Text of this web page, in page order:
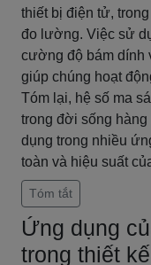
thiết bị điện tử,
đo lường. Việc sử
cường độ bám dính
giúp chúng hoạt
Tóm lại, hệ số ma
trong đời sống
dụng trong nhiều
toàn và hiệu suất
Tóm tắt
Ứng dụng
trong thiết